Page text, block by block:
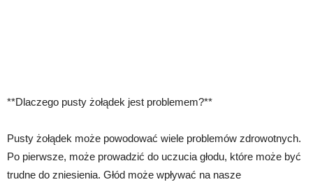
**Dlaczego pusty żołądek jest problemem?**
Pusty żołądek może powodować wiele problemów zdrowotnych.
Po pierwsze, może prowadzić do uczucia głodu, które może być
trudne do zniesienia. Głód może wpływać na nasze